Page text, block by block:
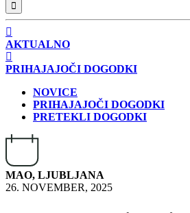
AKTUALNO
PRIHAJAJOČI DOGODKI
NOVICE
PRIHAJAJOČI DOGODKI
PRETEKLI DOGODKI
MAO, LJUBLJANA
26. NOVEMBER, 2025